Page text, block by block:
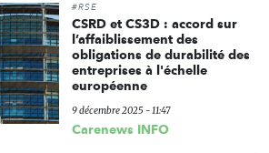
#RSE
CSRD et CS3D : accord sur
l’affaiblissement des
obligations de durabilité des
entreprises à l'échelle
européenne
9 décembre 2025 - 11:47
Carenews INFO